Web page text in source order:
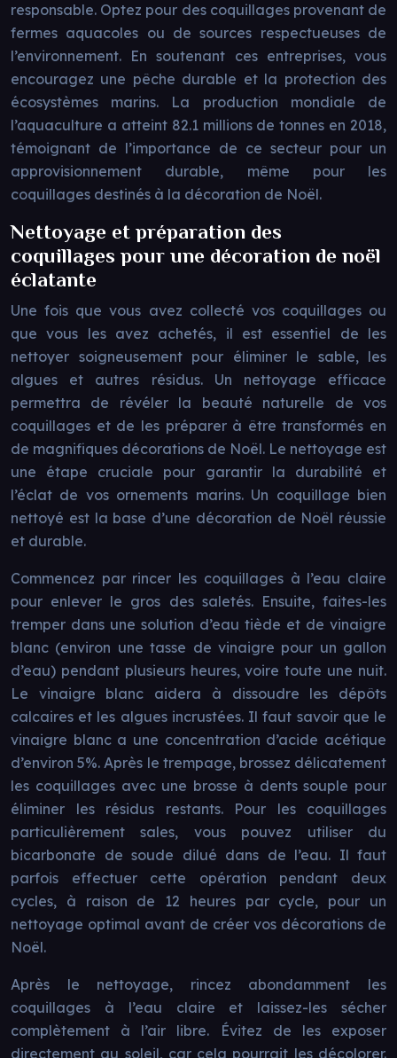
responsable. Optez pour des coquillages provenant de
fermes aquacoles ou de sources respectueuses de
l’environnement. En soutenant ces entreprises, vous
encouragez une pêche durable et la protection des
écosystèmes marins. La production mondiale de
l’aquaculture a atteint 82.1 millions de tonnes en 2018,
témoignant de l’importance de ce secteur pour un
approvisionnement durable, même pour les
coquillages destinés à la décoration de Noël.
Nettoyage et préparation des
coquillages pour une décoration de noël
éclatante
Une fois que vous avez collecté vos coquillages ou
que vous les avez achetés, il est essentiel de les
nettoyer soigneusement pour éliminer le sable, les
algues et autres résidus. Un nettoyage efficace
permettra de révéler la beauté naturelle de vos
coquillages et de les préparer à être transformés en
de magnifiques décorations de Noël. Le nettoyage est
une étape cruciale pour garantir la durabilité et
l’éclat de vos ornements marins. Un coquillage bien
nettoyé est la base d’une décoration de Noël réussie
et durable.
Commencez par rincer les coquillages à l’eau claire
pour enlever le gros des saletés. Ensuite, faites-les
tremper dans une solution d’eau tiède et de vinaigre
blanc (environ une tasse de vinaigre pour un gallon
d’eau) pendant plusieurs heures, voire toute une nuit.
Le vinaigre blanc aidera à dissoudre les dépôts
calcaires et les algues incrustées. Il faut savoir que le
vinaigre blanc a une concentration d’acide acétique
d’environ 5%. Après le trempage, brossez délicatement
les coquillages avec une brosse à dents souple pour
éliminer les résidus restants. Pour les coquillages
particulièrement sales, vous pouvez utiliser du
bicarbonate de soude dilué dans de l’eau. Il faut
parfois effectuer cette opération pendant deux
cycles, à raison de 12 heures par cycle, pour un
nettoyage optimal avant de créer vos décorations de
Noël.
Après le nettoyage, rincez abondamment les
coquillages à l’eau claire et laissez-les sécher
complètement à l’air libre. Évitez de les exposer
directement au soleil, car cela pourrait les décolorer.